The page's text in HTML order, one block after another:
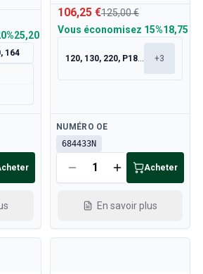
25,20 €
164
106,25 €125,00 €
Vous économisez 15%18,75 €
120, 130, 220, P1800 +3
Disponible
NUMÉRO OE
684433N
Acheter
En savoir plus